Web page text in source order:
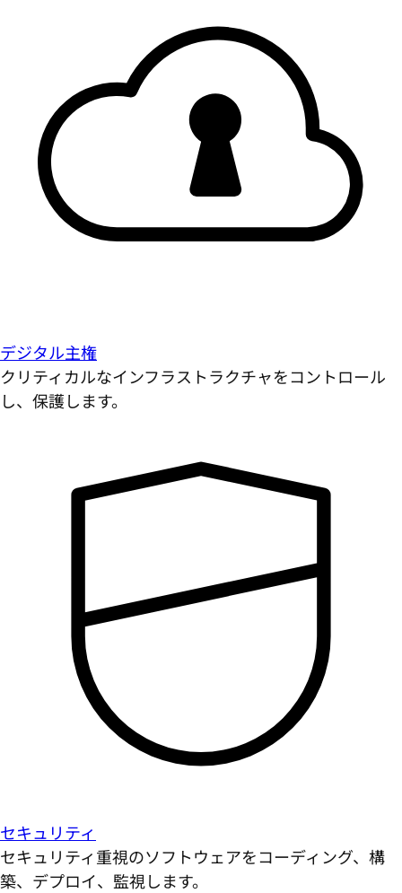
デジタル主権
クリティカルなインフラストラクチャをコントロール
し、保護します。
セキュリティ
セキュリティ重視のソフトウェアをコーディング、構
築、デプロイ、監視します。